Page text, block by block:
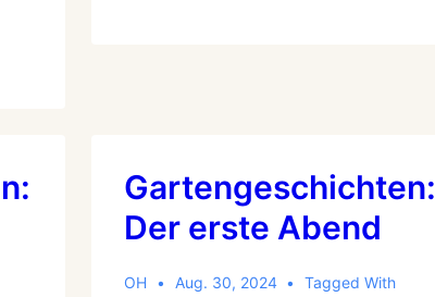
Gartengeschichten:
Der erste Abend
OH Aug. 30, 2024
Tagged With